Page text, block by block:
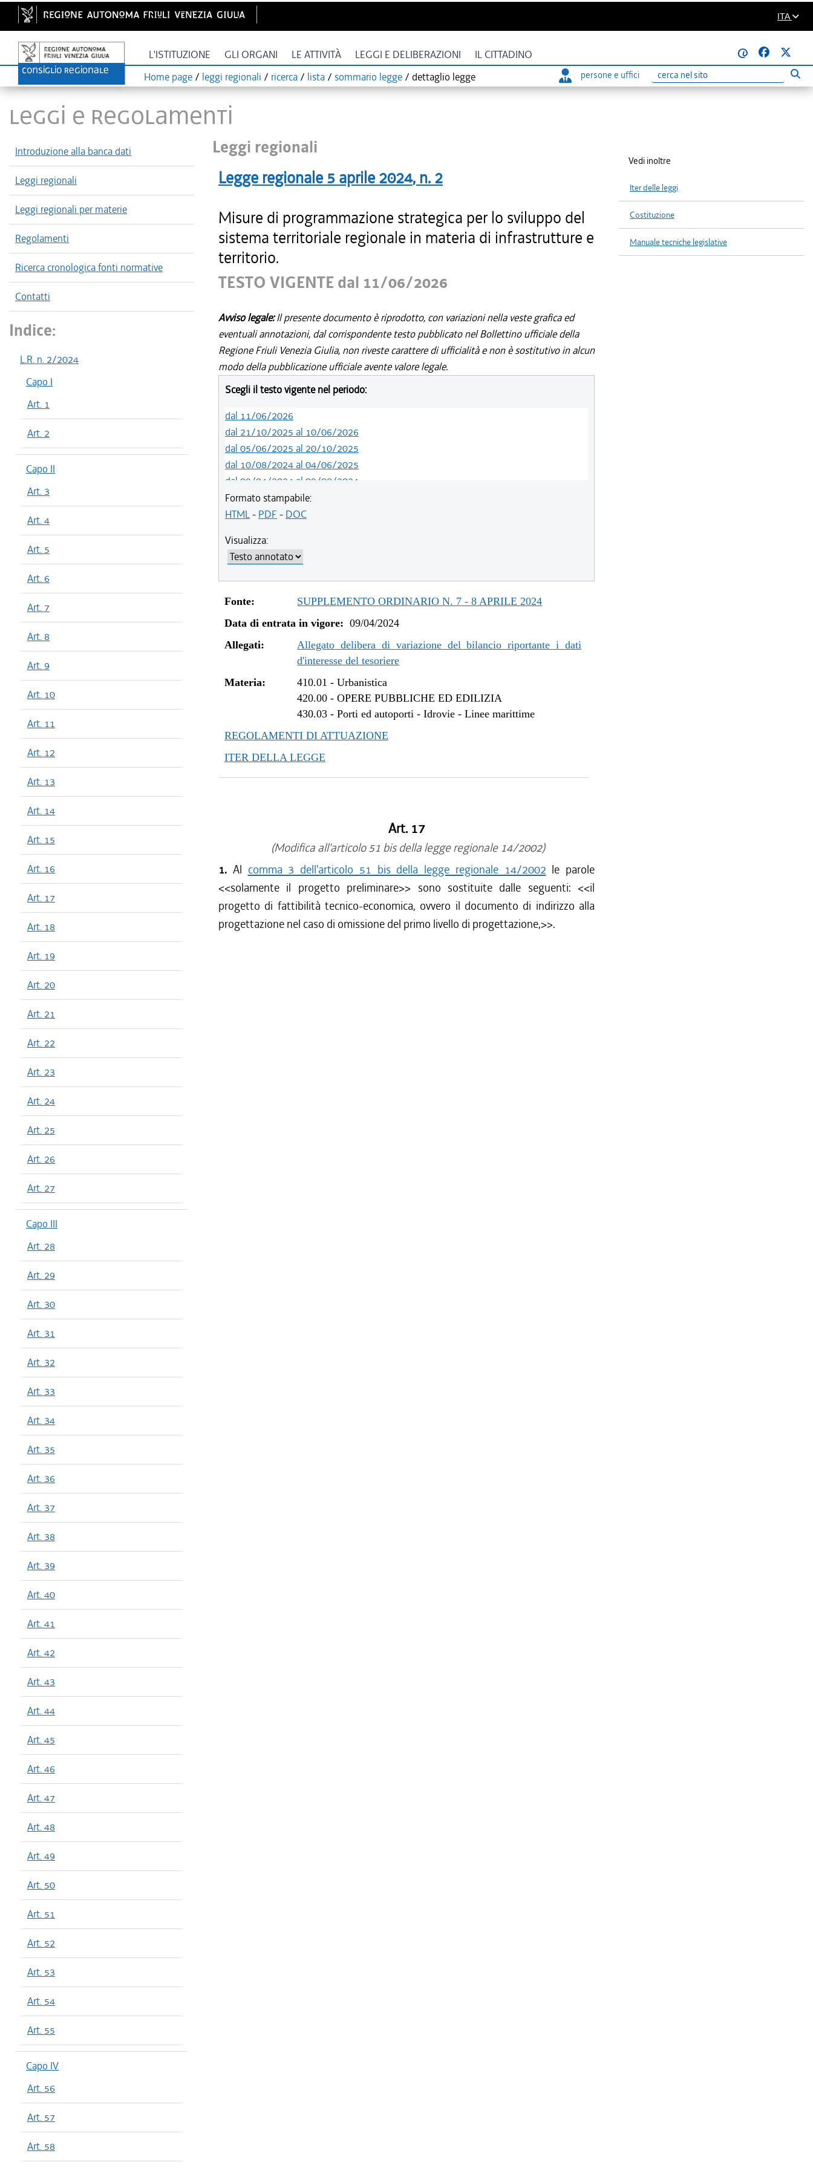
ITA
L'ISTITUZIONE GLI ORGANI LE ATTIVITÀ LEGGI E DELIBERAZIONI IL CITTADINO
@
Home page / leggi regionali / ricerca / lista / sommario legge / dettaglio legge persone e uffici
Ricerca
LEGGI E REGOLAMENTI
Introduzione alla banca dati
Leggi regionali
Leggi regionali per materie
Regolamenti
Ricerca cronologica fonti normative
Contatti
Indice:
L.R. n. 2/2024
Capo I
Art. 1
Art. 2
Capo II
Art. 3
Art. 4
Art. 5
Art. 6
Art. 7
Art. 8
Art. 9
Art. 10
Art. 11
Art. 12
Art. 13
Art. 14
Art. 15
Art. 16
Art. 17
Art. 18
Art. 19
Art. 20
Art. 21
Art. 22
Art. 23
Art. 24
Art. 25
Art. 26
Art. 27
Capo III
Art. 28
Art. 29
Art. 30
Art. 31
Art. 32
Art. 33
Art. 34
Art. 35
Art. 36
Art. 37
Art. 38
Art. 39
Art. 40
Art. 41
Art. 42
Art. 43
Art. 44
Art. 45
Art. 46
Art. 47
Art. 48
Art. 49
Art. 50
Art. 51
Art. 52
Art. 53
Art. 54
Art. 55
Capo IV
Art. 56
Art. 57
Art. 58
Leggi regionali
Legge regionale 5 aprile 2024, n. 2
Misure di programmazione strategica per lo sviluppo del
sistema territoriale regionale in materia di infrastrutture e
territorio.
TESTO VIGENTE dal 11/06/2026
Avviso legale:Il presente documento è riprodotto, con variazioni nella veste grafica ed
eventuali annotazioni, dal corrispondente testo pubblicato nel Bollettino ufficiale della
Regione Friuli Venezia Giulia, non riveste carattere di ufficialità e non è sostitutivo in alcun
modo della pubblicazione ufficiale avente valore legale.
Scegli il testo vigente nel periodo:
dal 11/06/2026
dal 21/10/2025 al 10/06/2026
dal 05/06/2025 al 20/10/2025
dal 10/08/2024 al 04/06/2025
dal 09/04/2024 al 09/08/2024
Formato stampabile:
HTML- PDF - DOC
Visualizza:
Fonte:
SUPPLEMENTO ORDINARIO N. 7 - 8 APRILE 2024
Data di entrata in vigore: 09/04/2024
Allegati:
Allegato delibera di variazione del bilancio riportante i dati
d'interesse del tesoriere
Materia:
410.01 -Urbanistica
420.00 -OPERE PUBBLICHE ED EDILIZIA
430.03 -Porti ed autoporti - Idrovie - Linee marittime
REGOLAMENTI DI ATTUAZIONE
ITER DELLA LEGGE
Art. 17
(Modifica all'articolo 51 bis della legge regionale 14/2002)
1. Al comma 3 dell'articolo 51 bis della legge regionale 14/2002 le parole
<<solamente il progetto preliminare>> sono sostituite dalle seguenti: <<il
progetto di fattibilità tecnico-economica, ovvero il documento di indirizzo alla
progettazione nel caso di omissione del primo livello di progettazione,>>.
Vedi inoltre
Iter delle leggi
Costituzione
Manuale tecniche legislative